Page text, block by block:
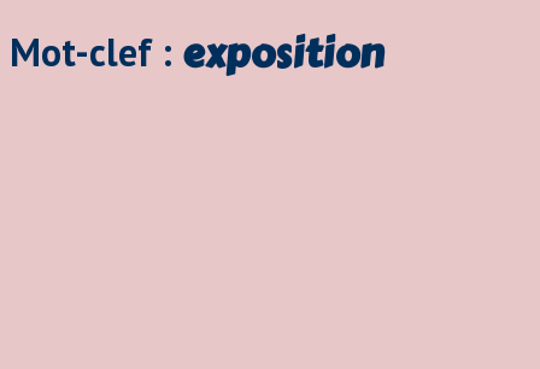
Mot-clef : exposition